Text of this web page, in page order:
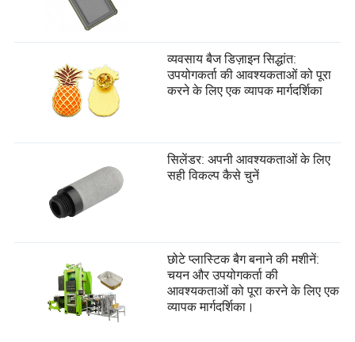
व्यवसाय बैज डिज़ाइन सिद्धांत:
उपयोगकर्ता की आवश्यकताओं को पूरा
करने के लिए एक व्यापक मार्गदर्शिका
सिलेंडर: अपनी आवश्यकताओं के लिए
सही विकल्प कैसे चुनें
छोटे प्लास्टिक बैग बनाने की मशीनें:
चयन और उपयोगकर्ता की
आवश्यकताओं को पूरा करने के लिए एक
व्यापक मार्गदर्शिका।